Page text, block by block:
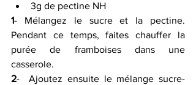
3g de pectine NH
1- Mélangez le sucre et la pectine.
Pendant ce temps, faites chauffer la
purée de framboises dans une
casserole.
2-  Ajoutez ensuite le mélange sucre-